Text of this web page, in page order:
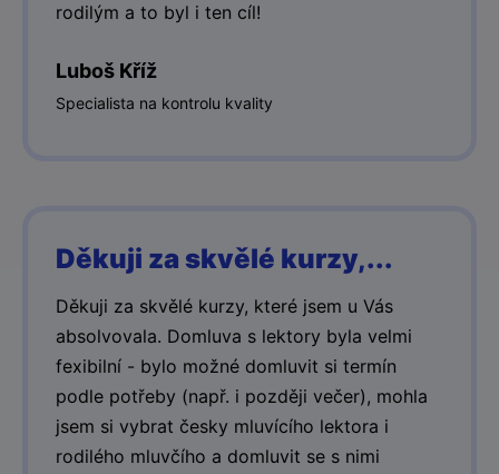
rodilým a to byl i ten cíl!
Luboš Kříž
Specialista na kontrolu kvality
Děkuji za skvělé kurzy,...
Děkuji za skvělé kurzy, které jsem u Vás
absolvovala. Domluva s lektory byla velmi
fexibilní - bylo možné domluvit si termín
podle potřeby (např. i později večer), mohla
jsem si vybrat česky mluvícího lektora i
rodilého mluvčího a domluvit se s nimi